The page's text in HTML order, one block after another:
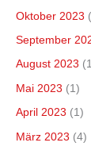
Oktober 2023
September
August 2023
Mai 2023 (1)
April 2023 (1)
März 2023 (4)